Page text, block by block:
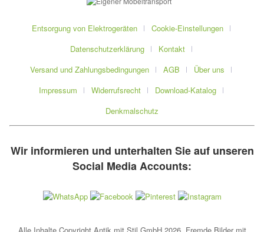
Entsorgung von Elektrogeräten
Cookie-Einstellungen
Datenschutzerklärung
Kontakt
Versand und Zahlungsbedingungen
AGB
Über uns
Impressum
Widerrufsrecht
Download-Katalog
Denkmalschutz
Wir informieren und unterhalten Sie auf unseren
Social Media Accounts: